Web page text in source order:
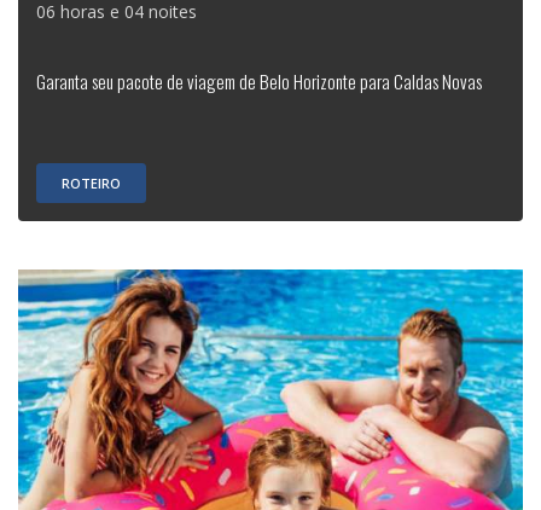
06 horas e 04 noites
Garanta seu pacote de viagem de Belo Horizonte para Caldas Novas
ROTEIRO